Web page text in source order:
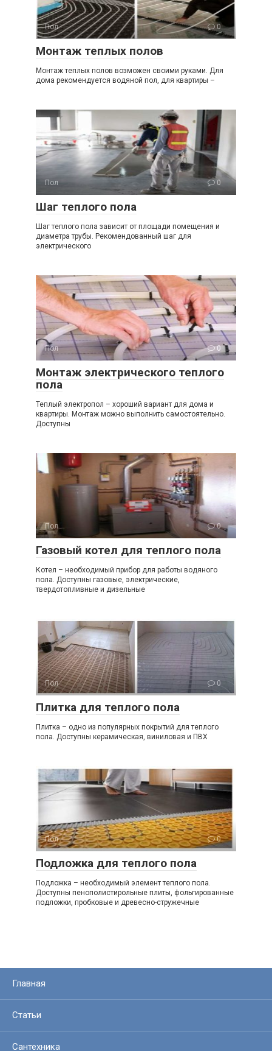
Пол 0
Монтаж теплых полов
Монтаж теплых полов возможен своими руками. Для
дома рекомендуется водяной пол, для квартиры –
Пол 0
Шаг теплого пола
Шаг теплого пола зависит от площади помещения и
диаметра трубы. Рекомендованный шаг для
электрического
Пол 0
Монтаж электрического теплого
пола
Теплый электропол – хороший вариант для дома и
квартиры. Монтаж можно выполнить самостоятельно.
Доступны
Пол 0
Газовый котел для теплого пола
Котел – необходимый прибор для работы водяного
пола. Доступны газовые, электрические,
твердотопливные и дизельные
Пол 0
Плитка для теплого пола
Плитка – одно из популярных покрытий для теплого
пола. Доступны керамическая, виниловая и ПВХ
Пол 0
Подложка для теплого пола
Подложка – необходимый элемент теплого пола.
Доступны пенополистирольные плиты, фольгированные
подложки, пробковые и древесно-стружечные
Главная
Статьи
Сантехника